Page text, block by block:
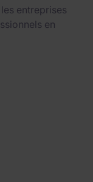
entreprises
en